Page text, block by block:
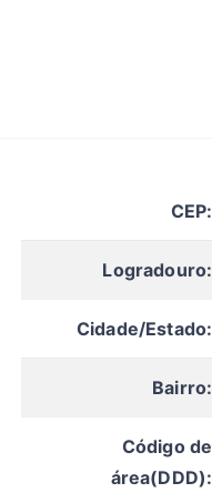
CEP:
Logradouro:
Cidade/Estado:
Bairro:
Código de
área(DDD):